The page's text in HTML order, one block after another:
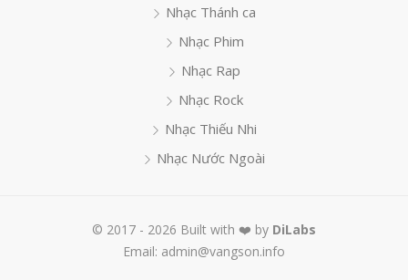
Nhạc Thánh ca
Nhạc Phim
Nhạc Rap
Nhạc Rock
Nhạc Thiếu Nhi
Nhạc Nước Ngoài
© 2017 - 2026 Built with ❤️ by DiLabs
Email: admin@vangson.info